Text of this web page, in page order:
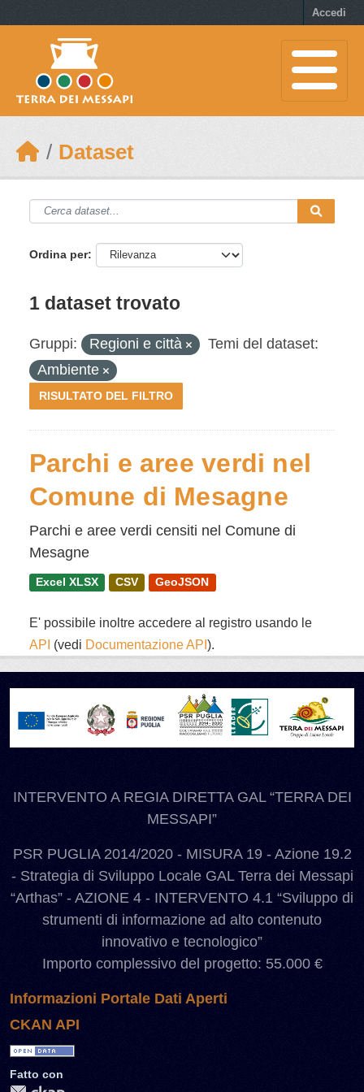
Accedi
Dataset
Ordina per
1 dataset trovato
Gruppi: Regioni e città
Temi del dataset:
Ambiente
RISULTATO DEL FILTRO
Parchi e aree verdi nel
Comune di Mesagne
Parchi e aree verdi censiti nel Comune di
Mesagne
Excel XLSX CSV GeoJSON
E' possibile inoltre accedere al registro usando le
API (vedi Documentazione API ).
INTERVENTO A REGIA DIRETTA GAL “TERRA DEI
MESSAPI”
PSR PUGLIA 2014/2020 - MISURA 19 - Azione 19.2
- Strategia di Sviluppo Locale GAL Terra dei Messapi
“Arthas” - AZIONE 4 - INTERVENTO 4.1 “Sviluppo di
strumenti di informazione ad alto contenuto
innovativo e tecnologico”
Importo complessivo del progetto: 55.000 €
Informazioni Portale Dati Aperti
CKAN API
Fatto con